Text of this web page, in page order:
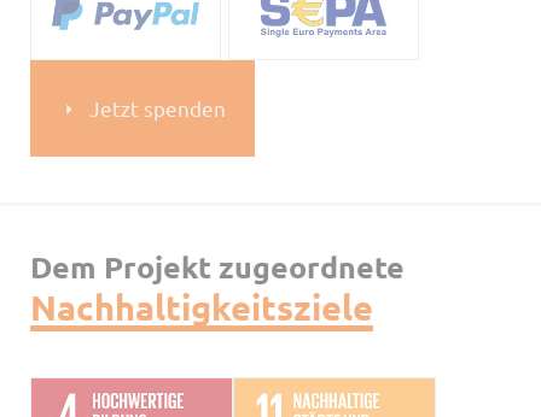
Jetzt spenden
Dem Projekt zugeordnete
Nachhaltigkeitsziele